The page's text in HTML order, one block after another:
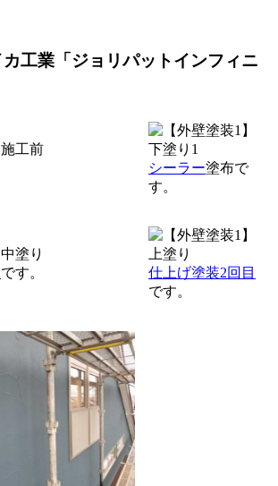
工業「ジョリパットインフィニ
シーラー塗布で
す。
です。
仕上げ塗装2回目
です。